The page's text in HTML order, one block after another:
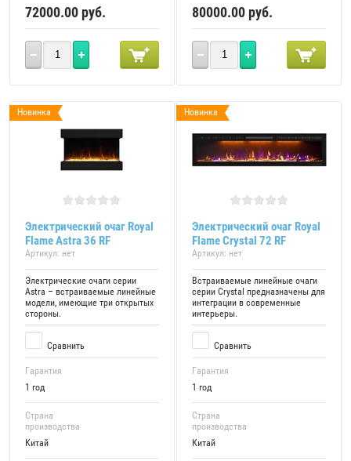
72000.00 руб. 80000.00 руб.
Новинка
Электрический очаг Royal
Flame Astra 36 RF
Артикул: нет
Электрические очаги серии
Astra – встраиваемые линейные
модели, имеющие три открытых
стороны.
Сравнить
Гарантия
1 год
Страна
производства
Китай
Новинка
Электрический очаг Royal
Flame Crystal 72 RF
Артикул: нет
Встраиваемые линейные очаги
серии Crystal предназначены для
интеграции в современные
интерьеры.
Сравнить
Гарантия
1 год
Страна
производства
Китай